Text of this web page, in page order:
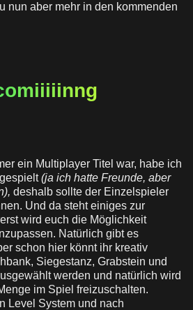
nun aber mehr in den kommenden
ein Multiplayer Titel war, habe ich
(ja ich hatte Freunde, aber
deshalb sollte der Einzelspieler
Und da steht einiges zur
wird euch die Möglichkeit
Natürlich gibt es
schon hier könnt ihr kreativ
Siegestanz, Grabstein und
werden und natürlich wird
im Spiel freizuschalten.
Level System und nach